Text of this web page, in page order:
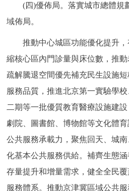
(四)優佈局。落實城市總體規
域佈局。
推動中心城區功能優化提升，
縮核心區內門診量與床位數，推
疏解騰退空間優先補充民生設施
服務品質，推進北京第一實驗學
二期等一批優質教育醫療設施建
劇院、圖書館、博物館等文化體
公共服務承載力，聚焦回天、城
化基本公共服務供給。補齊生態
存量提升和增量需求，健全全民
服務體系。推動京津冀區域公共